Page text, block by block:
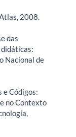
2008.
das
Nacional de
e Códigos:
no Contexto